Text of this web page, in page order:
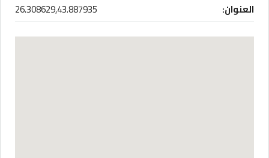
العنوان: 26.308629,43.887935